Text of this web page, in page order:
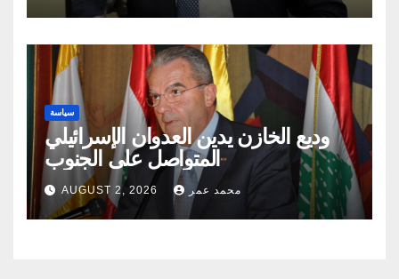
سياسة
وديع الخازن يدين العدوان الإسرائيلي
المتواصل على الجنوب
AUGUST 2, 2026 محمد عمر